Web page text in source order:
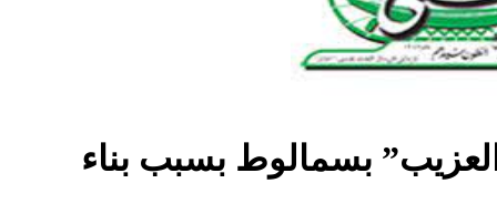
بسمالوط بسبب بناء